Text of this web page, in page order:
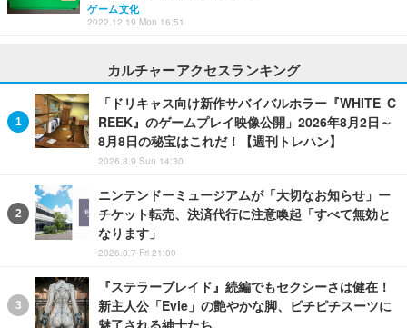
ゲーム文化
2022.12.19 Mon 16:51
カルチャーアクセスランキング
「ドリキャス向け新作サバイバルホラー『WHITE C
REEK』のゲームプレイ映像公開」2026年8月2日～
8月8日の秘宝はこれだ！【週刊トレハン】
2026.8.9 Sun 14:30
ニンテンドーミュージアムが「大切なお知らせ」ー
チケット転売、決済代行に注意喚起「すべて無効と
なります」
2026.8.7 Fri 21:00
『ステラーブレイド』続編でもセクシーさは健在！
新主人公「Evie」の艶やかな脚、ピチピチスーツに
魅了される紳士たち